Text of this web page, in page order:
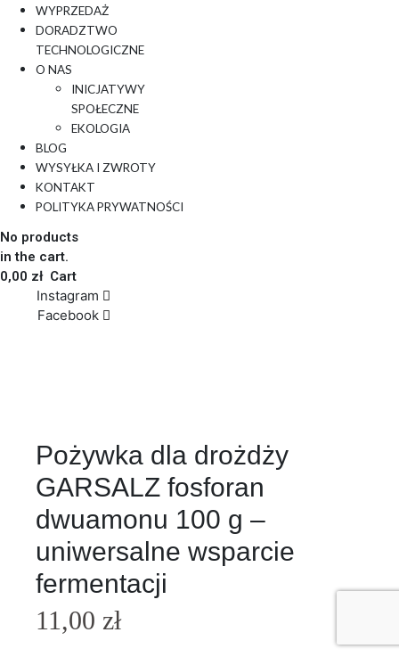
WYPRZEDAŻ
DORADZTWO
TECHNOLOGICZNE
O NAS
INICJATYWY
SPOŁECZNE
EKOLOGIA
BLOG
WYSYŁKA I ZWROTY
KONTAKT
POLITYKA PRYWATNOŚCI
No products
in the cart.
0,00 zł Cart
Instagram
Facebook
Pożywka dla drożdży
GARSALZ fosforan
dwuamonu 100 g –
uniwersalne wsparcie
fermentacji
11,00 zł